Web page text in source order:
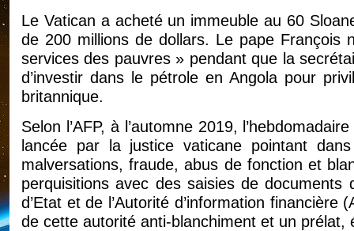
Le Vatican a acheté un immeuble au 60
de 200 millions de dollars. Le pape François
services des pauvres » pendant que la
d’investir dans le pétrole en Angola pour
britannique.
Selon l’AFP, à l’automne 2019,
lancée par la justice vaticane pointant
malversations, fraude, abus de fonction et
perquisitions avec des saisies de
d’Etat et de l’Autorité d’information
de cette autorité anti-blanchiment et un